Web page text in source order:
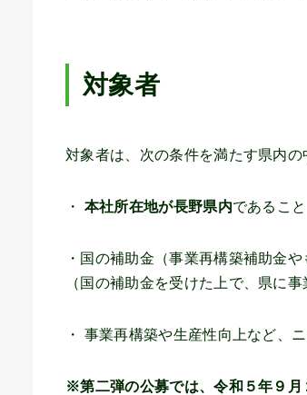
対象者
対象者は、次の条件を満たす県内の
・ 本社所在地が長野県内であるこ
・国の補助金（事業再構築補助金
（国の補助金を受けた上で、県に
・ 事業再構築や生産性向上など、
※第二弾の公募では、令和５年９月